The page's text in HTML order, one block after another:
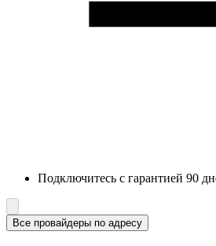
Подключитесь с гарантией 90
Все провайдеры по адресу